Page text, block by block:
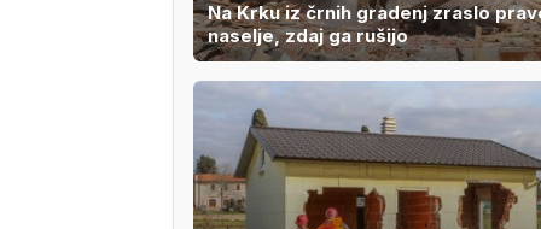
Na Krku iz črnih gradenj zraslo
naselje, zdaj ga rušijo